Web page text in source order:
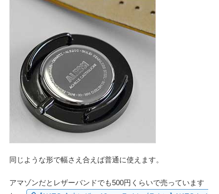
同じような形で幅さえ合えば普通に使えます。
アマゾンだとレザーバンドでも500円くらいで売っています